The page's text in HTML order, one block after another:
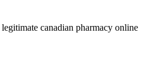
legitimate canadian pharmacy online